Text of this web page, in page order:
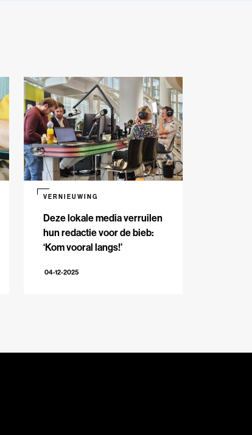
Deze lokale media verruilen
hun redactie voor de bieb:
‘Kom vooral langs!’
VERNIEUWING
04-12-2025